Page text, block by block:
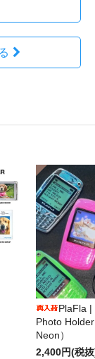
PlaFla
Photo
Neon）
2,400円(税